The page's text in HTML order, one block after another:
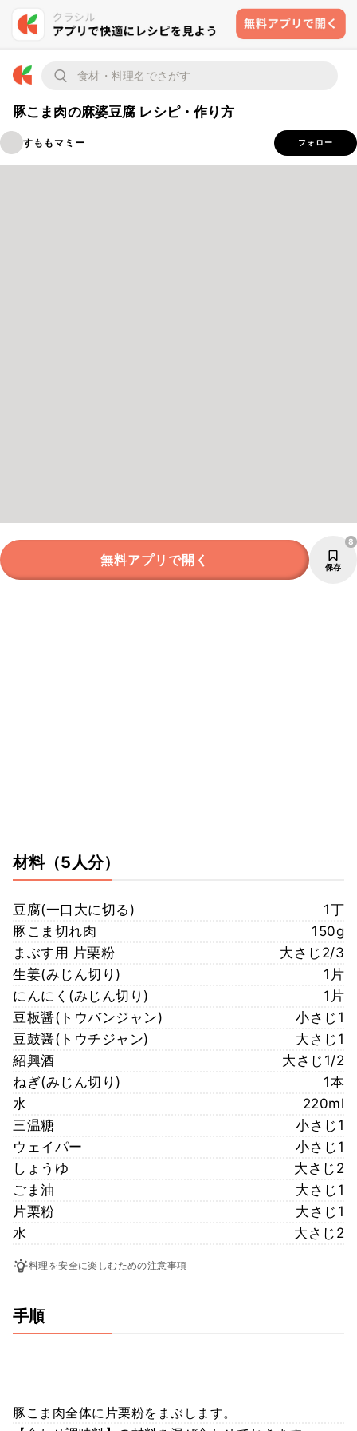
豚こま肉の麻婆豆腐 レシピ・作り方
すももマミー フォロー
無料アプリで開く 保存
8
材料（5人分）
豆腐(一口大に切る)
1丁
豚こま切れ肉
150g
まぶす用 片栗粉
大さじ2/3
生姜(みじん切り)
1片
にんにく(みじん切り)
1片
豆板醤(トウバンジャン)
小さじ1
豆鼓醤(トウチジャン)
大さじ1
紹興酒
大さじ1/2
ねぎ(みじん切り)
1本
水
220ml
三温糖
小さじ1
ウェイパー
小さじ1
しょうゆ
大さじ2
ごま油
大さじ1
片栗粉
大さじ1
水
大さじ2
料理を安全に楽しむための注意事項
手順
豚こま肉全体に片栗粉をまぶします。